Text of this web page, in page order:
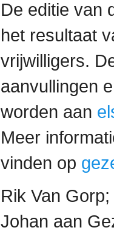
De editie van
het resultaat
vrijwilligers.
aanvullingen
worden aan
Meer
vinden op
Rik Van
Johan aan